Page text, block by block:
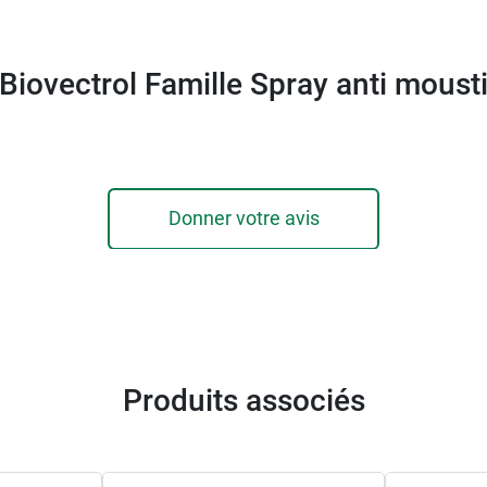
Famille Spray anti
Donner votre avis
Produits associés